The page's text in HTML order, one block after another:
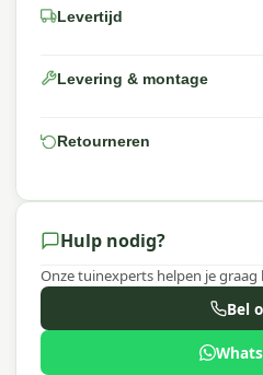
Levertijd
Levering & montage
Retourneren
Hulp nodig?
Onze tuinexperts helpen je
Bel